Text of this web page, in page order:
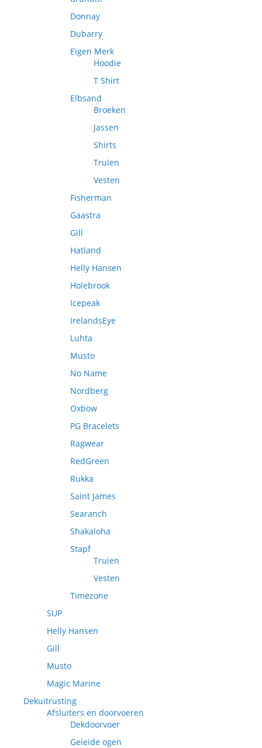
Donnay
Dubarry
Eigen Merk
Hoodie
T Shirt
Elbsand
Broeken
Jassen
Shirts
Truien
Vesten
Fisherman
Gaastra
Gill
Hatland
Helly Hansen
Holebrook
Icepeak
IrelandsEye
Luhta
Musto
No Name
Nordberg
Oxbow
PG Bracelets
Ragwear
RedGreen
Rukka
Saint James
Searanch
Shakaloha
Stapf
Truien
Vesten
Timezone
SUP
Helly Hansen
Gill
Musto
Magic Marine
Dekuitrusting
Afsluiters en doorvoeren
Dekdoorvoer
Geleide ogen